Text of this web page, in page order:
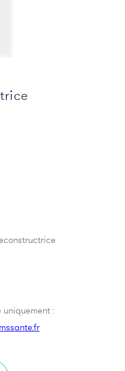
uniquement :